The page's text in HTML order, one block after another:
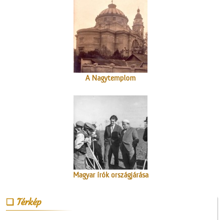
A Nagytemplom
Magyar írók országjárása
Térkép